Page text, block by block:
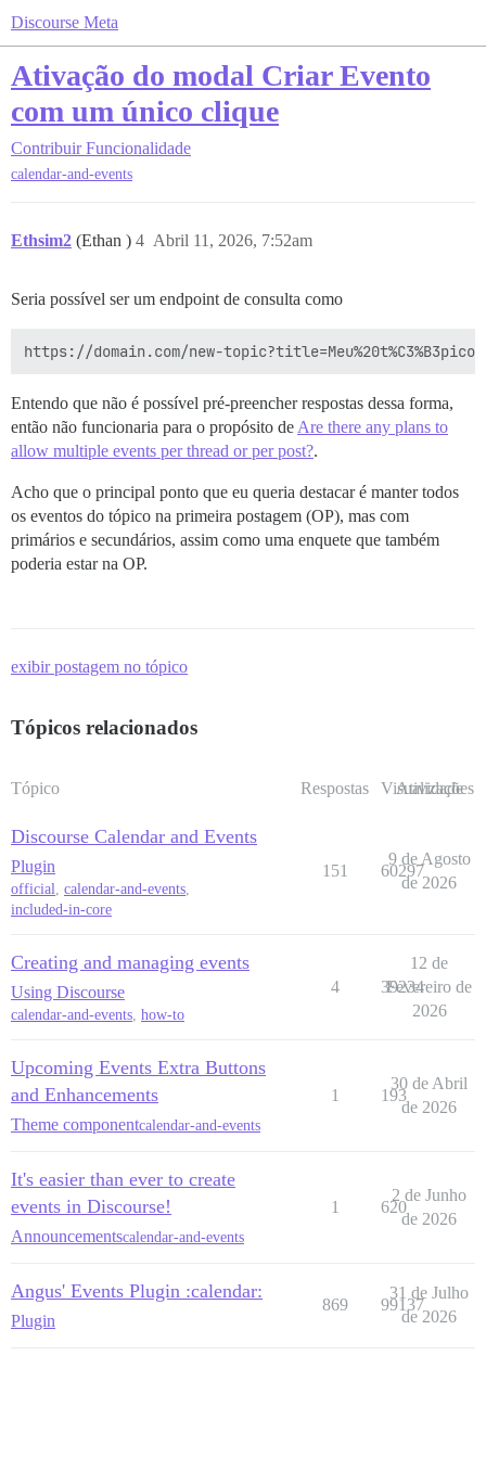
Discourse Meta
Ativação do modal Criar Evento
com um único clique
Contribuir Funcionalidade
calendar-and-events
Ethsim2 (Ethan ) Abril 11, 2026, 7:52am
4
Seria possível ser um endpoint de consulta como
Entendo que não é possível pré-preencher respostas dessa forma,
então não funcionaria para o propósito de Are there any plans to
allow multiple events per thread or per post?.
Acho que o principal ponto que eu queria destacar é manter todos
os eventos do tópico na primeira postagem (OP), mas com
primários e secundários, assim como uma enquete que também
poderia estar na OP.
exibir postagem no tópico
Tópicos relacionados
Tópico Respostas Visualizações
Atividade
Discourse Calendar and Events
Plugin
official, calendar-and-events,
included-in-core
151 60297
9 de Agosto
de 2026
Creating and managing events
Using Discourse
calendar-and-events, how-to
4 39234
12 de
Fevereiro de
2026
Upcoming Events Extra Buttons
and Enhancements
Theme componentcalendar-and-events
1 193
30 de Abril
de 2026
It's easier than ever to create
events in Discourse!
Announcementscalendar-and-events
1 620
2 de Junho
de 2026
Angus' Events Plugin :calendar:
Plugin
869 99137
31 de Julho
de 2026